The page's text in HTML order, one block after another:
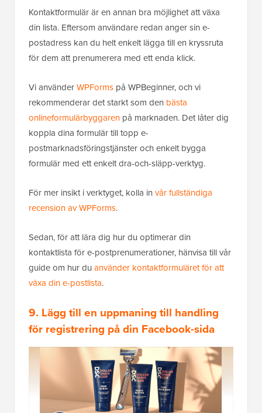
Kontaktformulär är en annan bra möjlighet att växa
din lista. Eftersom användare redan anger sin e-
postadress kan du helt enkelt lägga till en kryssruta
för dem att prenumerera med ett enda klick.
Vi använderWPForms på WPBeginner, och vi
rekommenderar det starkt som den bästa
onlineformulärbyggaren på marknaden. Det låter dig
koppla dina formulär till topp e-
postmarknadsföringstjänster och enkelt bygga
formulär med ett enkelt dra-och-släpp-verktyg.
För mer insikt i verktyget, kolla in vår fullständiga
recension av WPForms.
Sedan, för att lära dig hur du optimerar din
kontaktlista för e-postprenumerationer, hänvisa till vår
guide om hur du använder kontaktformuläret för att
växa din e-postlista.
9. Lägg till en uppmaning till handling
för registrering på din Facebook-sida